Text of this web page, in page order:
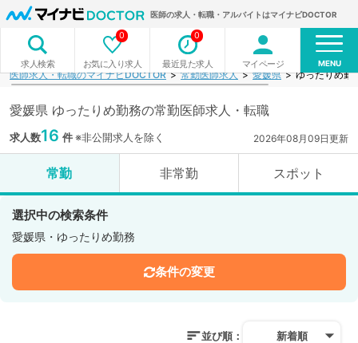
医師の求人・転職・アルバイトはマイナビDOCTOR
求人検索 お気に入り求人
0
最近見た求人
0
マイページ MENU
医師求人・転職のマイナビDOCTOR 常勤医師求人 愛媛県 ゆったりめ勤
愛媛県 ゆったりめ勤務の常勤医師求人・転職
求人数16 件※非公開求人を除く 2026年08月09日更新
常勤 非常勤 スポット
選択中の検索条件
愛媛県・ゆったりめ勤務
条件の変更
並び順： 新着順